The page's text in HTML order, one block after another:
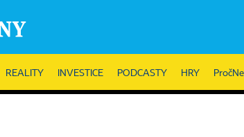
REALITY INVESTICE PODCASTY HRY PročNe